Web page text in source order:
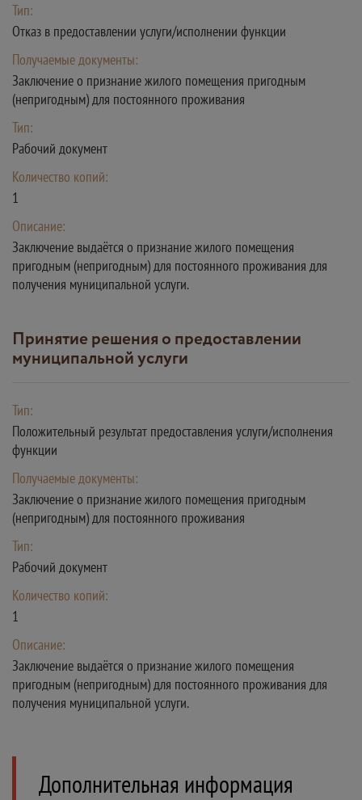
Тип:
Отказ в предоставлении услуги/исполнении функции
Получаемые документы:
Заключение о признание жилого помещения пригодным
(непригодным) для постоянного проживания
Тип:
Рабочий документ
Количество копий:
1
Описание:
Заключение выдаётся о признание жилого помещения
пригодным (непригодным) для постоянного проживания для
получения муниципальной услуги.
Принятие решения о предоставлении
муниципальной услуги
Тип:
Положительный результат предоставления услуги/исполнения
функции
Получаемые документы:
Заключение о признание жилого помещения пригодным
(непригодным) для постоянного проживания
Тип:
Рабочий документ
Количество копий:
1
Описание:
Заключение выдаётся о признание жилого помещения
пригодным (непригодным) для постоянного проживания для
получения муниципальной услуги.
Дополнительная информация